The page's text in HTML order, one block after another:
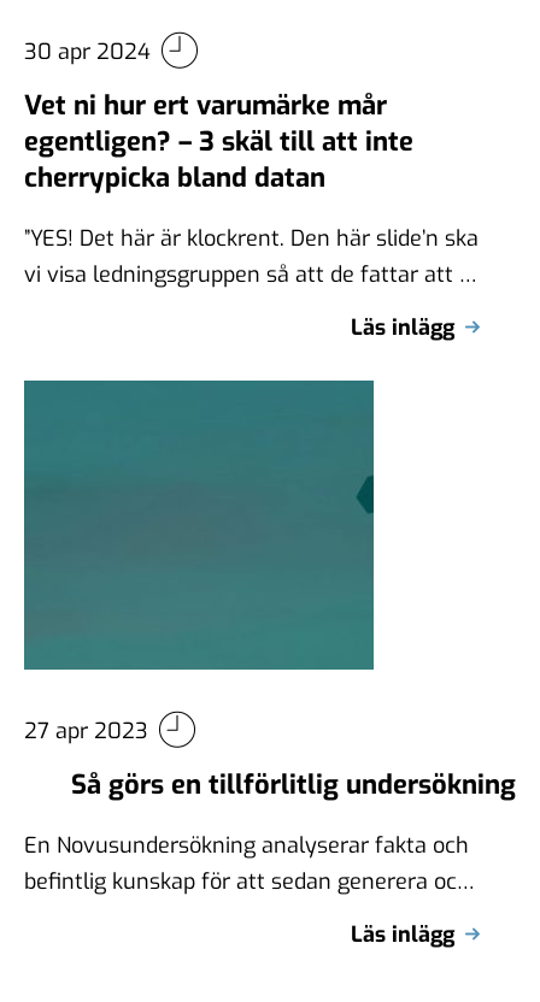
30 apr 2024
Vet ni hur ert varumärke mår
egentligen? – 3 skäl till att inte
cherrypicka bland datan
”YES! Det här är klockrent. Den här slide’n ska
vi visa ledningsgruppen så att de fattar att vi
Läs inlägg
27 apr 2023
Så görs en tillförlitlig undersökning
En Novusundersökning analyserar fakta och
befintlig kunskap för att sedan generera och
Läs inlägg